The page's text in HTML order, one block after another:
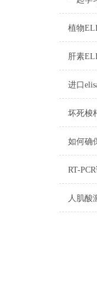
肝素
坏死梭